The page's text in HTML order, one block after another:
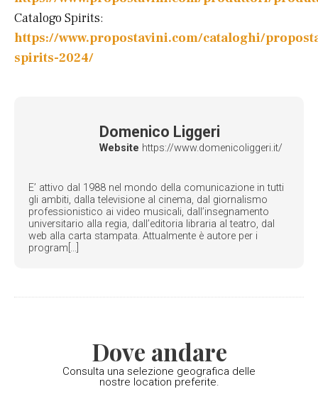
Catalogo Spirits:
https://www.propostavini.com/cataloghi/
spirits-2024/
Domenico Liggeri
Website https://www.domenicoliggeri.it/
E’ attivo dal 1988 nel mondo della comunicazione in tutti
gli ambiti, dalla televisione al cinema, dal giornalismo
professionistico ai video musicali, dall’insegnamento
universitario alla regia, dall’editoria libraria al teatro, dal
web alla carta stampata. Attualmente è autore per i
program[...]
Dove andare
Consulta una selezione geografica delle
nostre location preferite.